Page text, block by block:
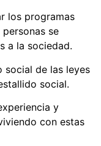
los programas
se
a la sociedad.
social de las leyes
social.
y
con estas